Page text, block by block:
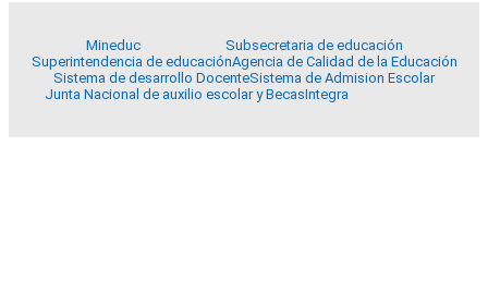
Mineduc
Subsecretaria de educación
Superintendencia de educaciónAgencia de Calidad de la Educación
Sistema de desarrollo DocenteSistema de Admision Escolar
Junta Nacional de auxilio escolar y BecasIntegra